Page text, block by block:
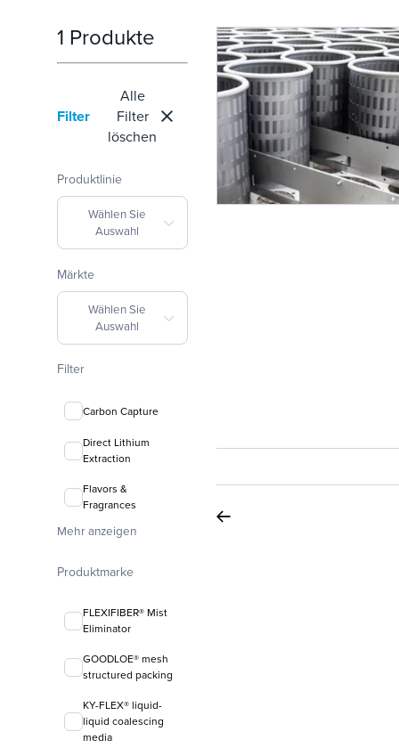
1 Produkte
Filter
Alle
Filter
löschen
Produktlinie
Wählen Sie
Auswahl
Märkte
Wählen Sie
Auswahl
Filter
Carbon Capture
Direct Lithium
Extraction
Flavors &
Fragrances
Mehr anzeigen
Produktmarke
FLEXIFIBER® Mist
Eliminator
GOODLOE® mesh
structured packing
KY-FLEX® liquid-
liquid coalescing
media